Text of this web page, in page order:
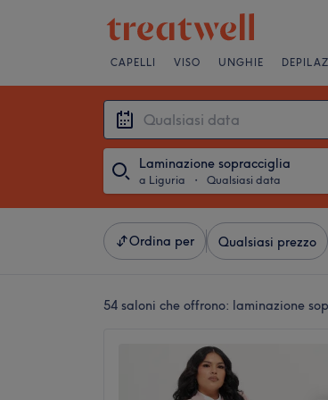
CAPELLI VISO UNGHIE
Laminazione sopracciglia
a Liguria ・ Qualsiasi data
Ordina per Qualsiasi prezzo
54 saloni che offrono: laminazione